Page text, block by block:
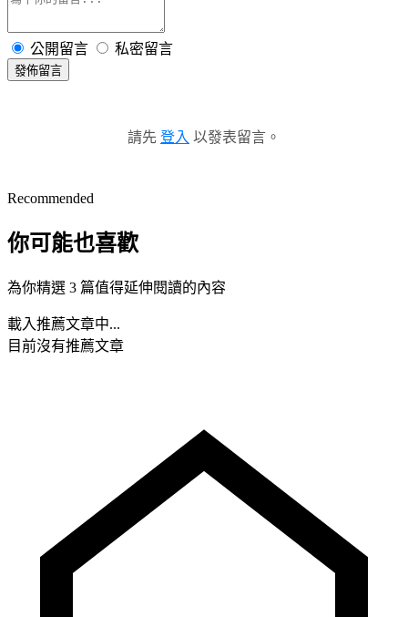
公開留言 私密留言
發佈留言
請先 登入 以發表留言。
Recommended
你可能也喜歡
為你精選 3 篇值得延伸閱讀的內容
載入推薦文章中...
目前沒有推薦文章